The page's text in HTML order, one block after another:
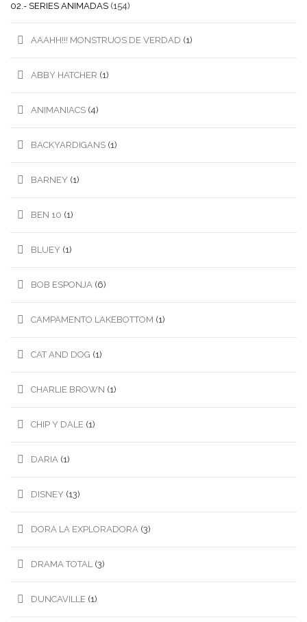
02.- SERIES ANIMADAS (154)
AAAHH!!! MONSTRUOS DE VERDAD (1)
ABBY HATCHER (1)
ANIMANIACS (4)
BACKYARDIGANS (1)
BARNEY (1)
BEN 10 (1)
BLUEY (1)
BOB ESPONJA (6)
CAMPAMENTO LAKEBOTTOM (1)
CAT AND DOG (1)
CHARLIE BROWN (1)
CHIP Y DALE (1)
DARIA (1)
DISNEY (13)
DORA LA EXPLORADORA (3)
DRAMA TOTAL (3)
DUNCAVILLE (1)